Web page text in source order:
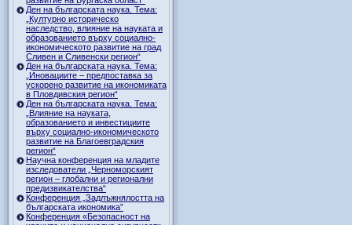
Ден на българската наука. Тема:
„Културно историческо
наследство, влияние на науката и
образованието върху социално-
икономическото развитие на град
Сливен и Сливенски регион“
Ден на българската наука. Тема:
„Иновациите – предпоставка за
ускорено развитие на икономиката
в Пловдивския регион“
Ден на българската наука. Тема:
„Влияние на науката,
образованието и инвестициите
върху социално-икономическото
развитие на Благоевградския
регион“
Научна конференция на младите
изследователи „Черноморският
регион – глобални и регионални
предизвикателства“
Конференция „Задлъжнялостта на
българската икономика”
Конференция «Безопасност на